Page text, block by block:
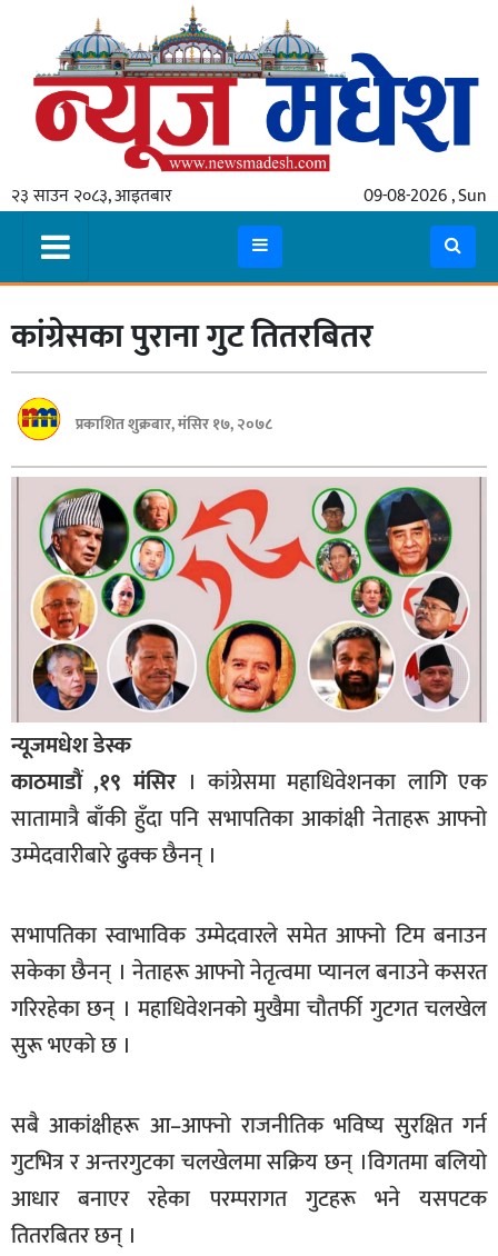
२३ साउन २०८३, आइतबार 09-08-2026 , Sun
गृहपृष्ठ
स्थानीय
प्रदेश
मधेश
प्रदेश
लुम्बिनी
गण्डकी
बागमती
कर्णाली
सुदूरपश्चिम
मधेश
विशेष
राजनीति
समाचार
राष्ट्रिय
अन्तरबार्ता
अर्थ
खेलकुद
फोटो
/
भिडियो
अन्य
कांग्रेसका पुराना गुट तितरबितर
प्रकाशित शुक्रबार, मंसिर १७, २०७८
न्यूजमधेश डेस्क
काठमाडौं ,१९ मंसिर। कांग्रेसमा महाधिवेशनका लागि एक
सातामात्रै बाँकी हुँदा पनि सभापतिका आकांक्षी नेताहरू आफ्नो
उम्मेदवारीबारे ढुक्क छैनन् ।
सभापतिका स्वाभाविक उम्मेदवारले समेत आफ्नो टिम बनाउन
सकेका छैनन् । नेताहरू आफ्नो नेतृत्वमा प्यानल बनाउने कसरत
गरिरहेका छन् । महाधिवेशनको मुखैमा चौतर्फी गुटगत चलखेल
सुरू भएको छ ।
सबै आकांक्षीहरू आ–आफ्नो राजनीतिक भविष्य सुरक्षित गर्न
गुटभित्र र अन्तरगुटका चलखेलमा सक्रिय छन् ।विगतमा बलियो
आधार बनाएर रहेका परम्परागत गुटहरू भने यसपटक
तितरबितर छन् ।